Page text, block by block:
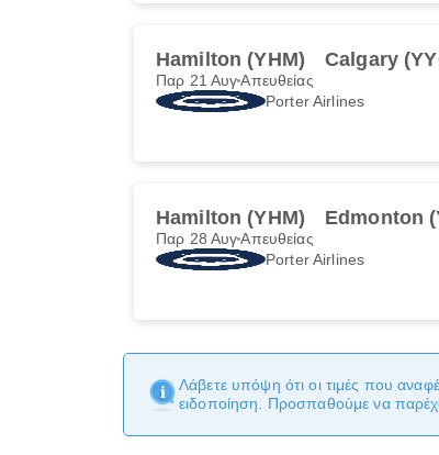
Hamilton (YHM) Calgary
Παρ 21 ΑυγΑπευθείας
Porter Airlines
Hamilton (YHM) Edmonton
Παρ 28 ΑυγΑπευθείας
Porter Airlines
Λάβετε υπόψη ότι οι τιμές που
ειδοποίηση. Προσπαθούμε να